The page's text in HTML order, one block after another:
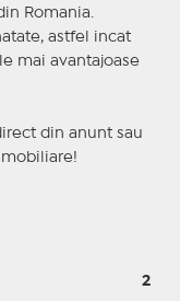
Romania.
astfel incat
mai avantajoase
din anunt sau
2